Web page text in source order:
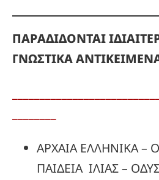
ΠΑΡΑΔΙΔΟΝΤΑΙ
ΓΝΩΣΤΙΚΑ
ΑΡΧΑΙΑ ΕΛΛΗΝΙΚΑ –
ΠΑΙΔΕΙΑ ΙΛΙΑΣ –